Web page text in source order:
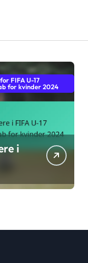
FIFA U-17
for kvinder 2024
i